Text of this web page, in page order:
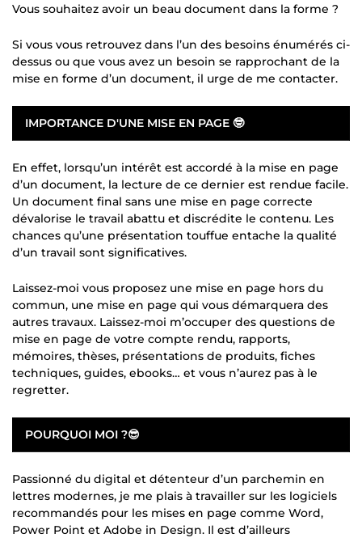
Vous souhaitez avoir un beau document dans la forme ?
Si vous vous retrouvez dans l’un des besoins énumérés ci-
dessus ou que vous avez un besoin se rapprochant de la
mise en forme d’un document, il urge de me contacter.
IMPORTANCE D'UNE MISE EN PAGE 🤓
En effet, lorsqu’un intérêt est accordé à la mise en page
d’un document, la lecture de ce dernier est rendue facile.
Un document final sans une mise en page correcte
dévalorise le travail abattu et discrédite le contenu. Les
chances qu’une présentation touffue entache la qualité
d’un travail sont significatives.
Laissez-moi vous proposez une mise en page hors du
commun, une mise en page qui vous démarquera des
autres travaux. Laissez-moi m’occuper des questions de
mise en page de votre compte rendu, rapports,
mémoires, thèses, présentations de produits, fiches
techniques, guides, ebooks… et vous n’aurez pas à le
regretter.
POURQUOI MOI ?😎
Passionné du digital et détenteur d’un parchemin en
lettres modernes, je me plais à travailler sur les logiciels
recommandés pour les mises en page comme Word,
Power Point et Adobe in Design. Il est d’ailleurs